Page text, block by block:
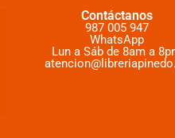
Contáctanos
987 005 947
WhatsApp
Lun a Sáb de 8am a